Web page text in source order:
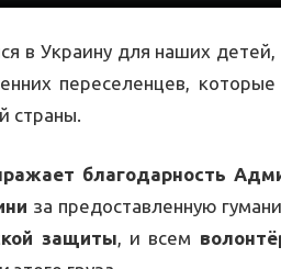
в Украину для наших
переселенцев,
страны.
благодарность
за предоставленную
защиты , и всем